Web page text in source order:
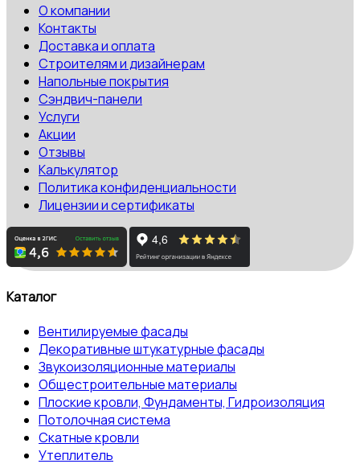
О компании
Контакты
Доставка и оплата
Строителям и дизайнерам
Напольные покрытия
Сэндвич-панели
Услуги
Акции
Отзывы
Калькулятор
Политика конфиденциальности
Лицензии и сертификаты
Каталог
Вентилируемые фасады
Декоративные штукатурные фасады
Звукоизоляционные материалы
Общестроительные материалы
Плоские кровли, Фундаменты, Гидроизоляция
Потолочная система
Скатные кровли
Утеплитель